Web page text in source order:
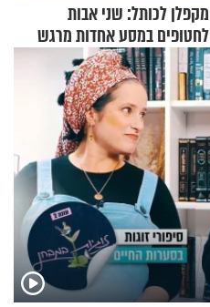
מקפלן לכותל: שני אבות
לחטופים במסע אחדות מרגש